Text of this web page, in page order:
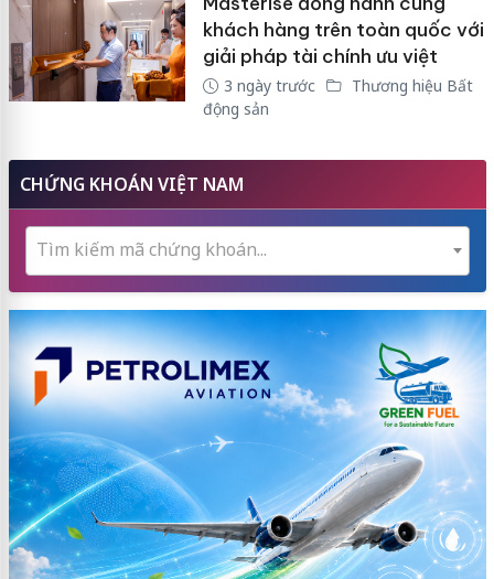
khách hàng trên toàn quốc với
giải pháp tài chính ưu việt
3 ngày trước
Thương hiệu Bất
động sản
CHỨNG KHOÁN VIỆT NAM
Tìm kiếm mã chứng khoán...